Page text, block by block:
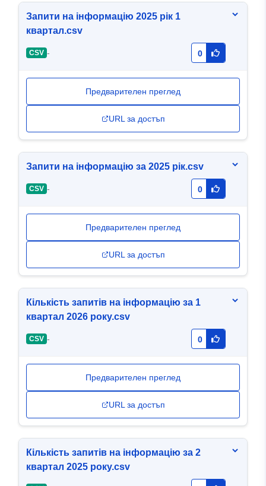
Запити на інформацію 2025 рік 1
квартал.csv
CSV - 0
Предварителен преглед
URL за достъп
Запити на інформацію за 2025 рік.csv
CSV - 0
Предварителен преглед
URL за достъп
Кількість запитів на інформацію за 1
квартал 2026 року.csv
CSV - 0
Предварителен преглед
URL за достъп
Кількість запитів на інформацію за 2
квартал 2025 року.csv